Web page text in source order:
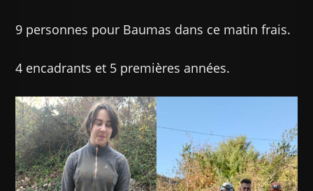
9 personnes pour Baumas dans ce matin frais.
4 encadrants et 5 premières années.